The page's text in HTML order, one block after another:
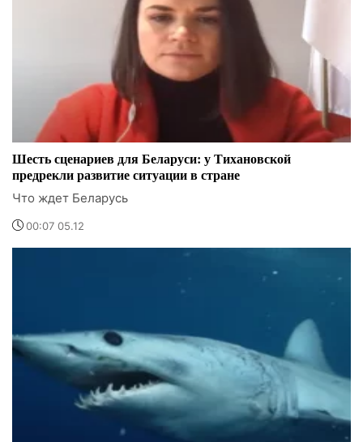
Шесть сценариев для Беларуси: у Тихановской
предрекли развитие ситуации в стране
Что ждет Беларусь
00:07 05.12